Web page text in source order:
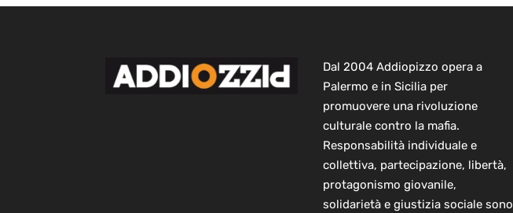
Dal 2004 Addiopizzo opera a
Palermo e in Sicilia per
promuovere una rivoluzione
culturale contro la mafia.
Responsabilità individuale e
collettiva, partecipazione, libertà,
protagonismo giovanile,
solidarietà e giustizia sociale sono